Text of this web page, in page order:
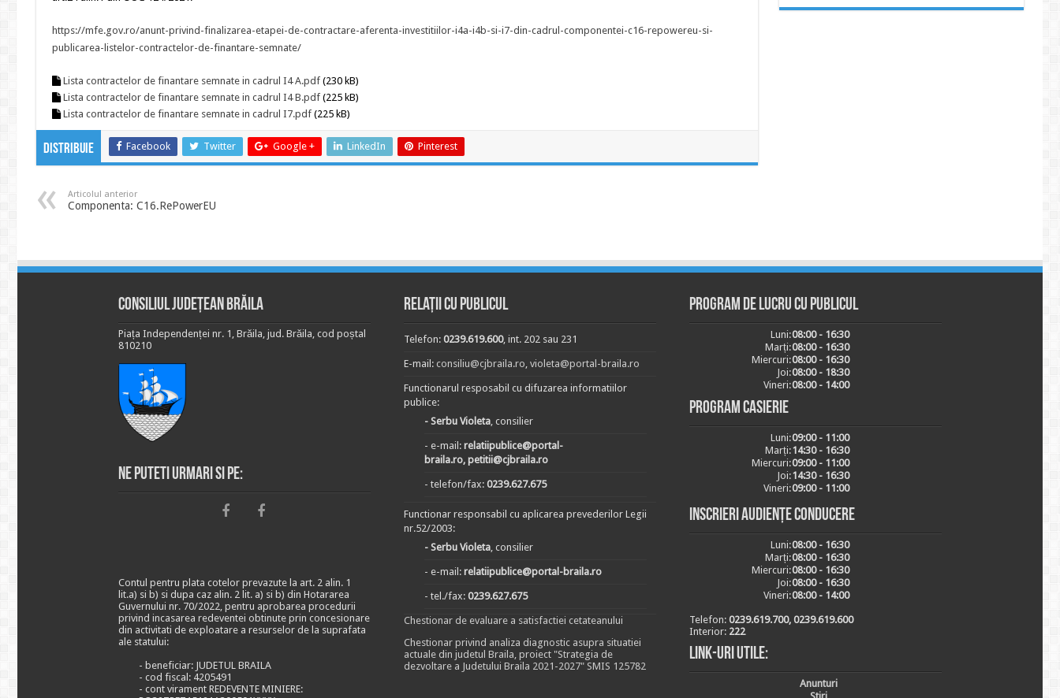
https://mfe.gov.ro/anunt-privind-finalizarea-etapei-de-contractare-aferenta-investitiilor-i4a-i4b-si-i7-din-cadrul-componentei-c16-repowereu-si-
publicarea-listelor-contractelor-de-finantare-semnate/
Lista contractelor de finantare semnate in cadrul I4 A.pdf (230 kB)
Lista contractelor de finantare semnate in cadrul I4 B.pdf (225 kB)
Lista contractelor de finantare semnate in cadrul I7.pdf (225 kB)
Distribuie Facebook Twitter Google + LinkedIn Pinterest
Articolul anterior
Componenta: C16.RePowerEU
Consiliul Județean Brăila
Piața Independenței nr. 1, Brăila, jud. Brăila, cod poștal
810210
Ne puteti urmari si pe:
Contul pentru plata cotelor prevazute la art. 2 alin. 1
lit.a) si b) si dupa caz alin. 2 lit. a) si b) din Hotararea
Guvernului nr. 70/2022, pentru aprobarea procedurii
privind incasarea redeventei obtinute prin concesionare
din activitati de exploatare a resurselor de la suprafata
ale statului:
- beneficiar: JUDETUL BRAILA
- cod fiscal: 4205491
- cont virament REDEVENTE MINIERE:
Relații cu publicul
Telefon: 0239.619.600, int. 202 sau 231
E-mail: consiliu@cjbraila.ro, violeta@portal-braila.ro
Functionarul resposabil cu difuzarea informatiilor
publice:
- Serbu Violeta, consilier
- e-mail: relatiipublice@portal-
braila.ro, petitii@cjbraila.ro
- telefon/fax: 0239.627.675
Functionar responsabil cu aplicarea prevederilor Legii
nr.52/2003:
- Serbu Violeta, consilier
- e-mail: relatiipublice@portal-braila.ro
- tel./fax: 0239.627.675
Chestionar de evaluare a satisfactiei cetateanului
Chestionar privind analiza diagnostic asupra situatiei
actuale din judetul Braila, proiect "Strategia de
dezvoltare a Judetului Braila 2021-2027" SMIS 125782
Program de lucru cu publicul
Luni:08:00 - 16:30
Marți:08:00 - 16:30
Miercuri:08:00 - 16:30
Joi:08:00 - 18:30
Vineri:08:00 - 14:00
Program casierie
Luni:09:00 - 11:00
Marți:14:30 - 16:30
Miercuri:09:00 - 11:00
Joi:14:30 - 16:30
Vineri:09:00 - 11:00
Inscrieri audiențe conducere
Luni:08:00 - 16:30
Marți:08:00 - 16:30
Miercuri:08:00 - 16:30
Joi:08:00 - 16:30
Vineri:08:00 - 14:00
Telefon: 0239.619.700, 0239.619.600
Interior: 222
Link-uri utile:
Anunturi